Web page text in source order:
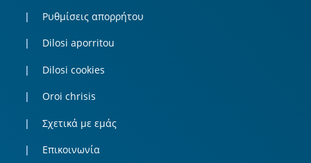
Ρυθμίσεις απορρήτου
Dilosi aporritou
Dilosi cookies
Oroi chrisis
Σχετικά με εμάς
Επικοινωνία